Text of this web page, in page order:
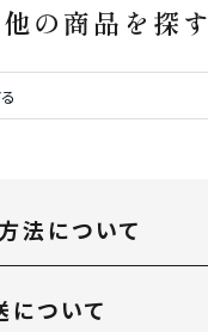
他の商品を探す
法について
について